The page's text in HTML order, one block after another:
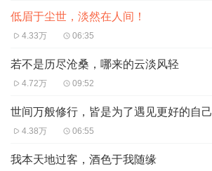
低眉于尘世，淡然在人间！
4.33万 06:35
若不是历尽沧桑，哪来的云淡风轻
4.72万 09:52
世间万般修行，皆是为了遇见更好的自己
4.38万 06:55
我本天地过客，酒色于我随缘